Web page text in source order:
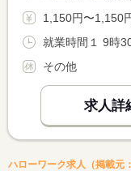
1,150円〜1,150円 ※フルタイム
その他
求人詳
ハローワーク求人（掲載元